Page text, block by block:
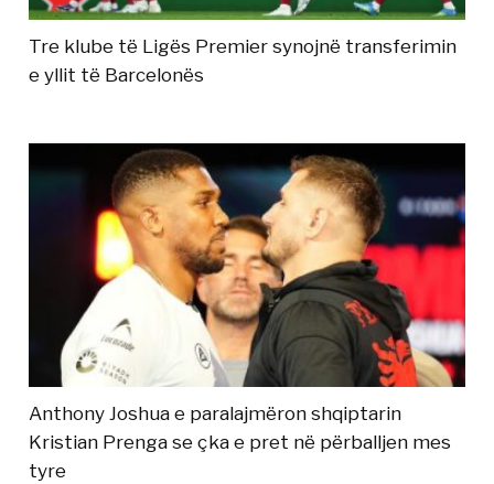
Tre klube të Ligës Premier synojnë transferimin
e yllit të Barcelonës
Anthony Joshua e paralajmëron shqiptarin
Kristian Prenga se çka e pret në përballjen mes
tyre